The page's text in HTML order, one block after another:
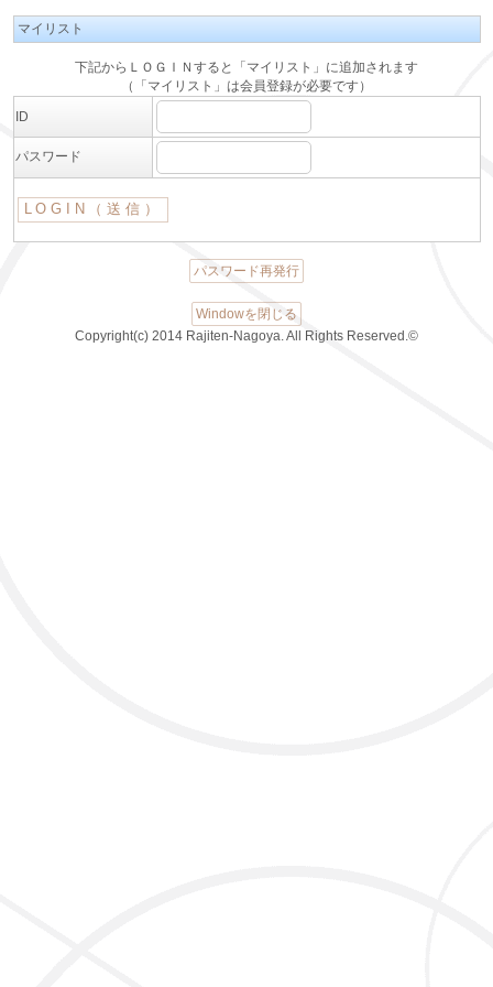
マイリスト
下記からＬＯＧＩＮすると「マイリスト」に追加されます
（「マイリスト」は会員登録が必要です）
ID
パスワード
パスワード再発行
Windowを閉じる
Copyright(c) 2014 Rajiten-Nagoya. All Rights Reserved.©